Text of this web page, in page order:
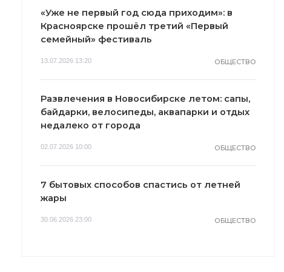
«Уже не первый год сюда приходим»: в
Красноярске прошёл третий «Первый
семейный» фестиваль
13.07.2026 13:20 ОБЩЕСТВО
Развлечения в Новосибирске летом: сапы,
байдарки, велосипеды, аквапарки и отдых
недалеко от города
02.07.2026 10:00 ОБЩЕСТВО
7 бытовых способов спастись от летней
жары
30.06.2026 23:00 ОБЩЕСТВО